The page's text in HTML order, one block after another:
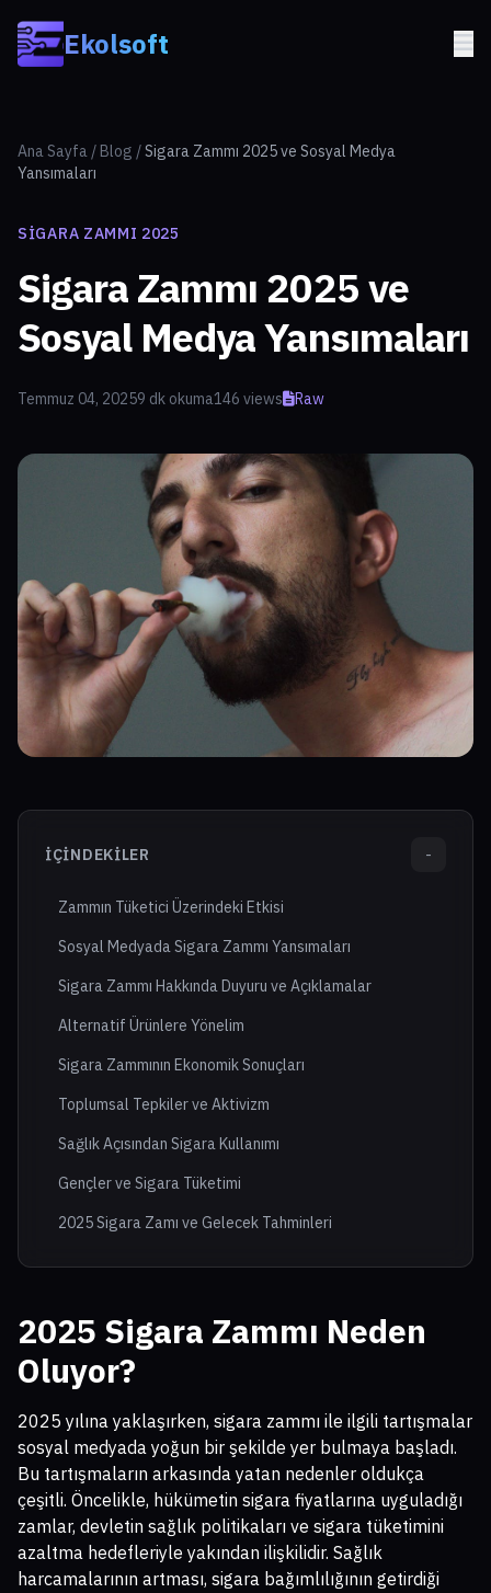
Ekolsoft
Ana Sayfa / Blog /Sigara Zammı 2025 ve Sosyal Medya
Yansımaları
SIGARA ZAMMI 2025
Sigara Zammı 2025 ve
Sosyal Medya Yansımaları
Temmuz 04, 20259 dk okuma146 views Raw
İÇINDEKILER -
Zammın Tüketici Üzerindeki Etkisi
Sosyal Medyada Sigara Zammı Yansımaları
Sigara Zammı Hakkında Duyuru ve Açıklamalar
Alternatif Ürünlere Yönelim
Sigara Zammının Ekonomik Sonuçları
Toplumsal Tepkiler ve Aktivizm
Sağlık Açısından Sigara Kullanımı
Gençler ve Sigara Tüketimi
2025 Sigara Zamı ve Gelecek Tahminleri
2025 Sigara Zammı Neden
Oluyor?
2025 yılına yaklaşırken, sigara zammı ile ilgili tartışmalar
sosyal medyada yoğun bir şekilde yer bulmaya başladı.
Bu tartışmaların arkasında yatan nedenler oldukça
çeşitli. Öncelikle, hükümetin sigara fiyatlarına uyguladığı
zamlar, devletin sağlık politikaları ve sigara tüketimini
azaltma hedefleriyle yakından ilişkilidir. Sağlık
harcamalarının artması, sigara bağımlılığının getirdiği